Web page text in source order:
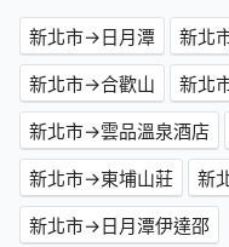
新北市→日月潭 新北
新北市→合歡山
新北
新北市→雲品溫泉酒店
新北市→東埔山莊
新
新北市→日月潭伊達邵